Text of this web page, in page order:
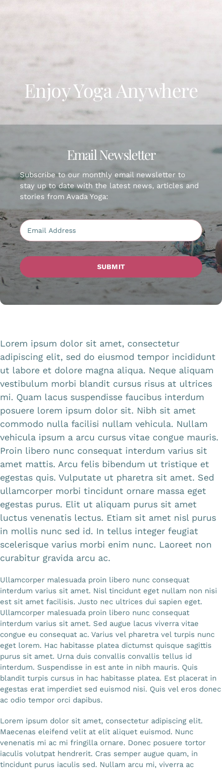
Enjoy Yoga Anywhere
Email Newsletter
Subscribe to our monthly email newsletter to
stay up to date with the latest news, articles and
stories from Avada Yoga:
SUBMIT
Lorem ipsum dolor sit amet, consectetur
adipiscing elit, sed do eiusmod tempor incididunt
ut labore et dolore magna aliqua. Neque aliquam
vestibulum morbi blandit cursus risus at ultrices
mi. Quam lacus suspendisse faucibus interdum
posuere lorem ipsum dolor sit. Nibh sit amet
commodo nulla facilisi nullam vehicula. Nullam
vehicula ipsum a arcu cursus vitae congue mauris.
Proin libero nunc consequat interdum varius sit
amet mattis. Arcu felis bibendum ut tristique et
egestas quis. Vulputate ut pharetra sit amet. Sed
ullamcorper morbi tincidunt ornare massa eget
egestas purus. Elit ut aliquam purus sit amet
luctus venenatis lectus. Etiam sit amet nisl purus
in mollis nunc sed id. In tellus integer feugiat
scelerisque varius morbi enim nunc. Laoreet non
curabitur gravida arcu ac.
Ullamcorper malesuada proin libero nunc consequat
interdum varius sit amet. Nisl tincidunt eget nullam non nisi
est sit amet facilisis. Justo nec ultrices dui sapien eget.
Ullamcorper malesuada proin libero nunc consequat
interdum varius sit amet. Sed augue lacus viverra vitae
congue eu consequat ac. Varius vel pharetra vel turpis nunc
eget lorem. Hac habitasse platea dictumst quisque sagittis
purus sit amet. Urna duis convallis convallis tellus id
interdum. Suspendisse in est ante in nibh mauris. Quis
blandit turpis cursus in hac habitasse platea. Est placerat in
egestas erat imperdiet sed euismod nisi. Quis vel eros donec
ac odio tempor orci dapibus.
Lorem ipsum dolor sit amet, consectetur adipiscing elit.
Maecenas eleifend velit at elit aliquet euismod. Nunc
venenatis mi ac mi fringilla ornare. Donec posuere tortor
iaculis volutpat hendrerit. Cras semper augue quam, in
tincidunt purus iaculis sed. Nullam arcu mi, viverra ac